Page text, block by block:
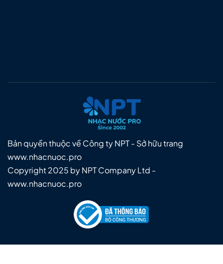
Bản quyền thuộc về Công ty NPT - Sở hữu trang
www.nhacnuoc.pro
Copyright 2025 by NPT Company Ltd -
www.nhacnuoc.pro